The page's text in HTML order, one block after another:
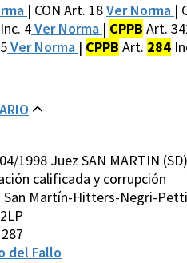
| CON Art. 18Ver Norma |
4Ver Norma | CPPB Art.
Ver Norma | CPPB Art. 284
1998 Juez SAN MARTIN (SD)
calificada y corrupción
San Martín-Hitters-Negri-
del Fallo